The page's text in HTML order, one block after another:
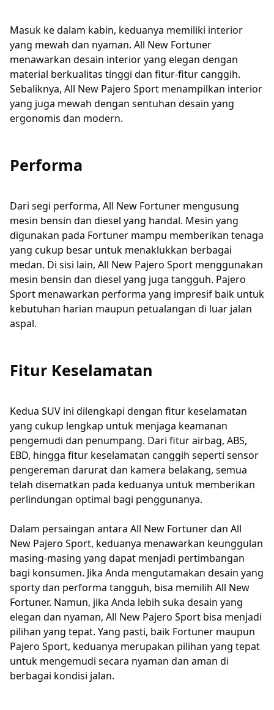
Masuk ke dalam kabin, keduanya memiliki interior
yang mewah dan nyaman. All New Fortuner
menawarkan desain interior yang elegan dengan
material berkualitas tinggi dan fitur-fitur canggih.
Sebaliknya, All New Pajero Sport menampilkan interior
yang juga mewah dengan sentuhan desain yang
ergonomis dan modern.
Performa
Dari segi performa, All New Fortuner mengusung
mesin bensin dan diesel yang handal. Mesin yang
digunakan pada Fortuner mampu memberikan tenaga
yang cukup besar untuk menaklukkan berbagai
medan. Di sisi lain, All New Pajero Sport menggunakan
mesin bensin dan diesel yang juga tangguh. Pajero
Sport menawarkan performa yang impresif baik untuk
kebutuhan harian maupun petualangan di luar jalan
aspal.
Fitur Keselamatan
Kedua SUV ini dilengkapi dengan fitur keselamatan
yang cukup lengkap untuk menjaga keamanan
pengemudi dan penumpang. Dari fitur airbag, ABS,
EBD, hingga fitur keselamatan canggih seperti sensor
pengereman darurat dan kamera belakang, semua
telah disematkan pada keduanya untuk memberikan
perlindungan optimal bagi penggunanya.
Dalam persaingan antara All New Fortuner dan All
New Pajero Sport, keduanya menawarkan keunggulan
masing-masing yang dapat menjadi pertimbangan
bagi konsumen. Jika Anda mengutamakan desain yang
sporty dan performa tangguh, bisa memilih All New
Fortuner. Namun, jika Anda lebih suka desain yang
elegan dan nyaman, All New Pajero Sport bisa menjadi
pilihan yang tepat. Yang pasti, baik Fortuner maupun
Pajero Sport, keduanya merupakan pilihan yang tepat
untuk mengemudi secara nyaman dan aman di
berbagai kondisi jalan.